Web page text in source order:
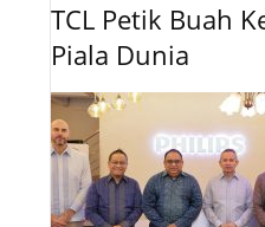
TCL Petik Buah
Piala Dunia